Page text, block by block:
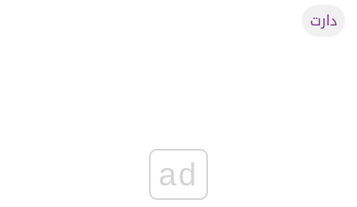
دارت
ad